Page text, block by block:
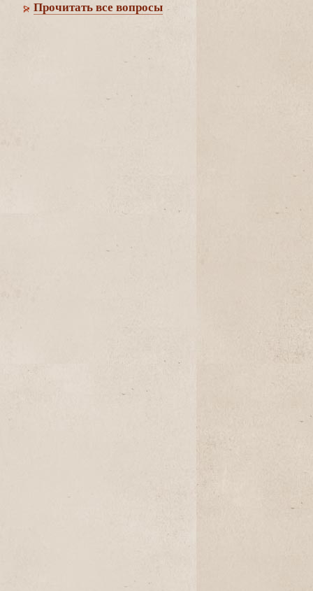
Прочитать все вопросы